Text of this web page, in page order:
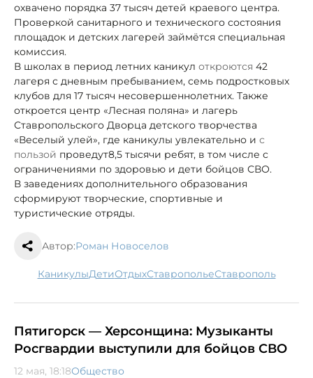
охвачено порядка 37 тысяч детей краевого центра.
Проверкой санитарного и технического состояния
площадок и детских лагерей займётся специальная
комиссия.
В школах в период летних каникул откроются 42
лагеря с дневным пребыванием, семь подростковых
клубов для 17 тысяч несовершеннолетних. Также
откроется центр «Лесная поляна» и лагерь
Ставропольского Дворца детского творчества
«Веселый улей», где каникулы увлекательно и с
пользой проведут8,5 тысячи ребят, в том числе с
ограничениями по здоровью и дети бойцов СВО.
В заведениях дополнительного образования
сформируют творческие, спортивные и
туристические отряды.
Автор:Роман Новоселов
каникулы дети отдых Ставрополье Ставрополь
Пятигорск — Херсонщина: Музыканты
Росгвардии выступили для бойцов СВО
12 мая, 18:18Общество